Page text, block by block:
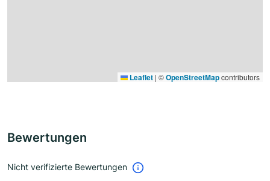
Leaflet | ©OpenStreetMapcontributors
Bewertungen
Nicht verifizierte Bewertungen